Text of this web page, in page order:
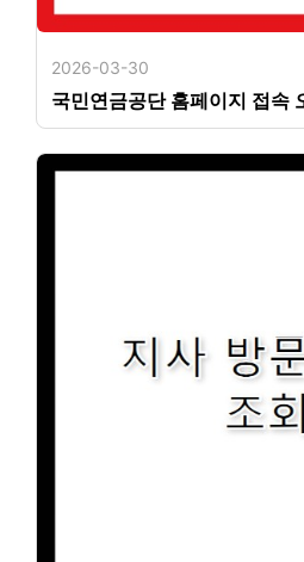
2026-03-30
국민연금공단 홈페이지 접속